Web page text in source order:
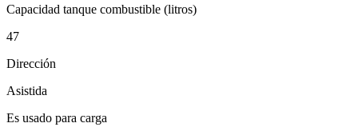
Capacidad tanque combustible (litros)
47
Dirección
Asistida
Es usado para carga